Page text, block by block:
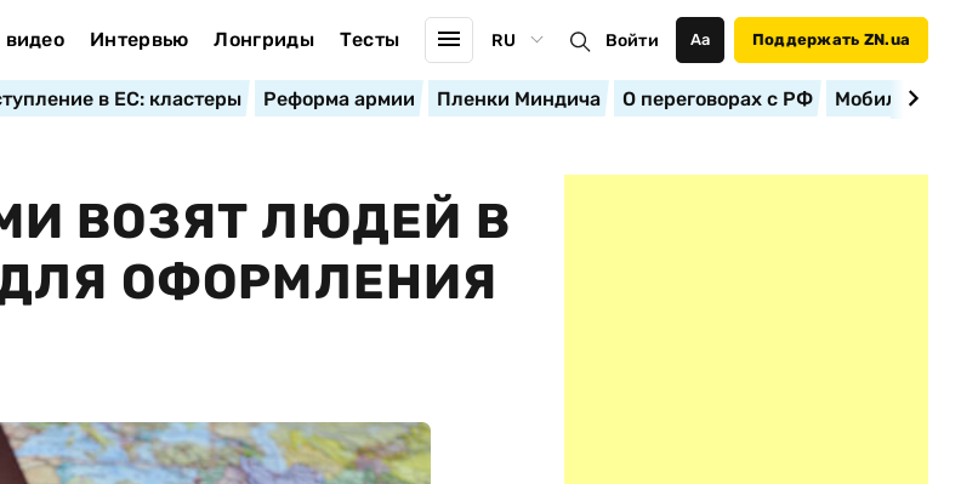
Интервью Лонгриды Тесты RU Войти Аа Поддержать ZN.ua
в ЕС: кластеры Реформа армии Пленки Миндича О переговорах с РФ
ВОЗЯТ ЛЮДЕЙ В
ОФОРМЛЕНИЯ